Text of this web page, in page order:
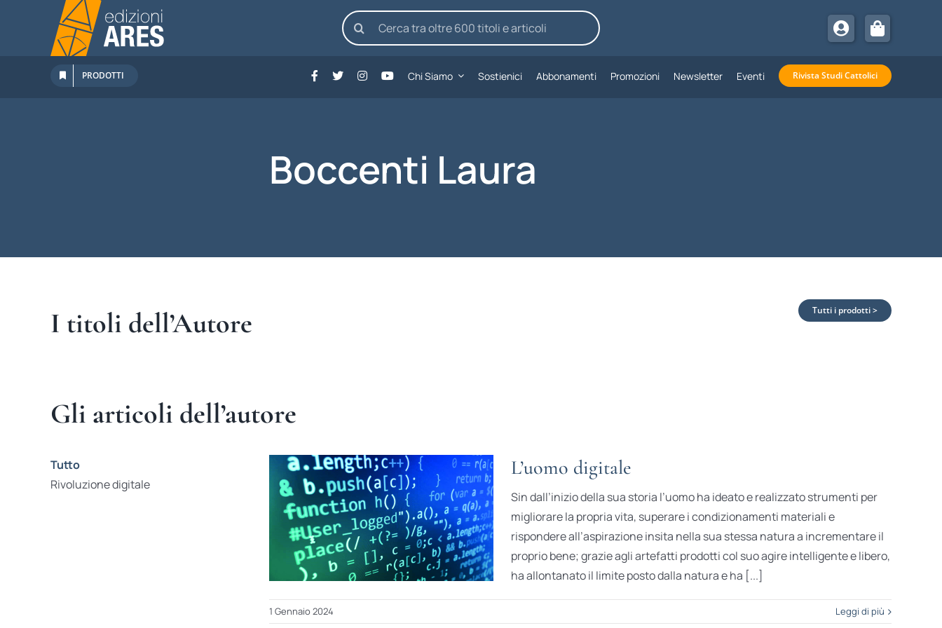
contenuto
Cerca
per:
PRODOTTI Chi Siamo Sostienici Abbonamenti Promozioni Newsletter Eventi Rivista Studi Cattolici
Boccenti Laura
I titoli dell’Autore Tutti i prodotti >
Gli articoli dell’autore
Tutto
Rivoluzione digitale
L’uomo digitale
Sin dall’inizio della sua storia l’uomo ha ideato e realizzato strumenti per
migliorare la propria vita, superare i condizionamenti materiali e
rispondere all’aspirazione insita nella sua stessa natura a incrementare il
proprio bene; grazie agli artefatti prodotti col suo agire intelligente e libero,
ha allontanato il limite posto dalla natura e ha [...]
1 Gennaio 2024 Leggi di più